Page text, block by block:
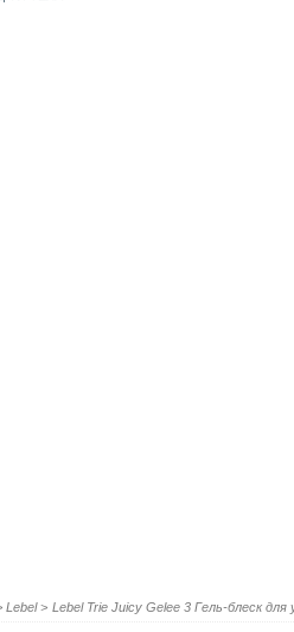
Lebel > Lebel Trie Juicy Gelee 3 Гель-блеск для